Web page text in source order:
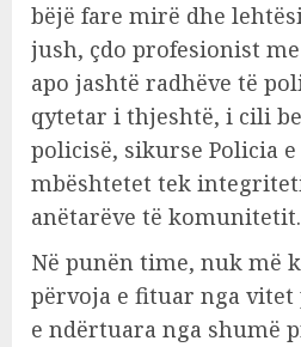
bëjë fare mirë dhe
jush, çdo profesionist
apo jashtë radhëve të
qytetar i thjeshtë, i cili
policisë, sikurse Policia
mbështetet tek
anëtarëve të komunitetit.
Në punën time, nuk më
përvoja e fituar nga vitet
e ndërtuara nga shumë